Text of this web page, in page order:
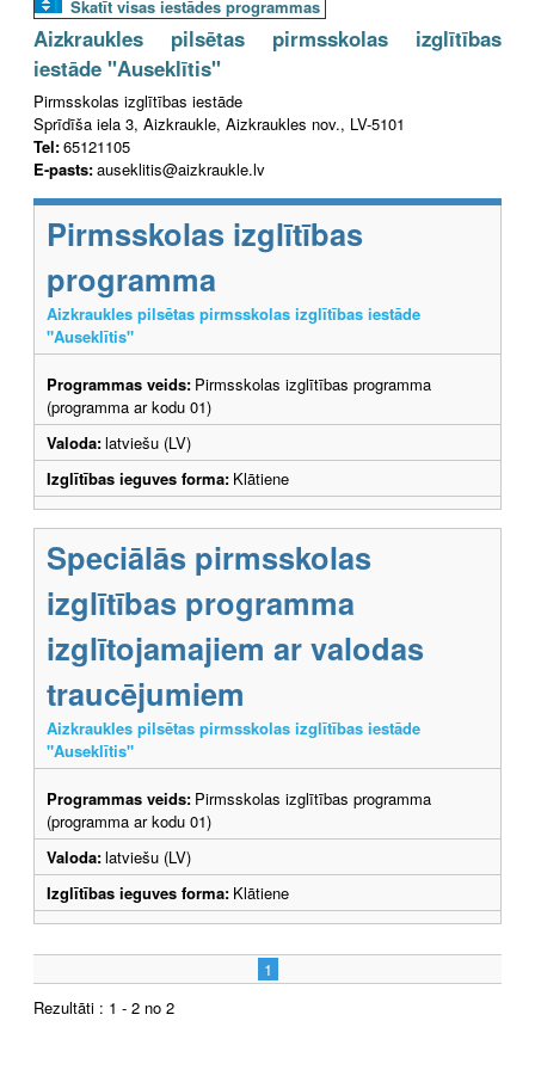
Skatīt visas iestādes programmas
Aizkraukles pilsētas pirmsskolas izglītības
iestāde "Auseklītis"
Pirmsskolas izglītības iestāde
Sprīdīša iela 3, Aizkraukle, Aizkraukles nov., LV-5101
Tel:65121105
E-pasts:auseklitis@aizkraukle.lv
Pirmsskolas izglītības
programma
Aizkraukles pilsētas pirmsskolas izglītības iestāde
"Auseklītis"
Programmas veids: Pirmsskolas izglītības programma
(programma ar kodu 01)
Valoda:latviešu (LV)
Izglītības ieguves forma: Klātiene
Speciālās pirmsskolas
izglītības programma
izglītojamajiem ar valodas
traucējumiem
Aizkraukles pilsētas pirmsskolas izglītības iestāde
"Auseklītis"
Programmas veids: Pirmsskolas izglītības programma
(programma ar kodu 01)
Valoda:latviešu (LV)
Izglītības ieguves forma: Klātiene
1
Rezultāti : 1 - 2 no 2